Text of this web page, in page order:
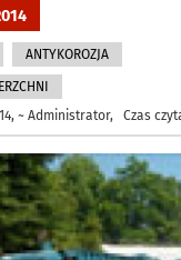
ANTYKOROZJA
~ Administrator, Czas